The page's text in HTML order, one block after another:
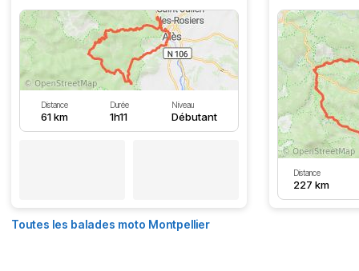
Distance
61 km
Durée
1h11
Niveau
Débutant
Distance
227 km
Toutes les balades moto Montpellier